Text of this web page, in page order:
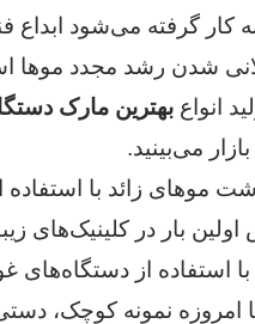
کار گرفته می‌شود ابداع
شدن رشد مجدد موها
انواع بهترین مارک
می‌بینید.
موهای زائد با استفاده
بار در کلینیک‌های
استفاده از دستگاه‌های
امروزه نمونه کوچک،